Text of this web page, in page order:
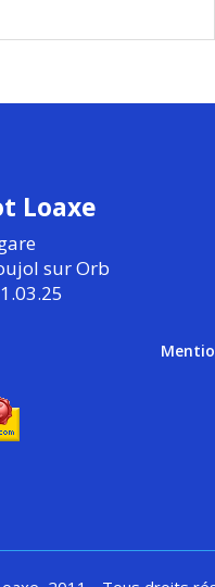
Loaxe
sur Orb